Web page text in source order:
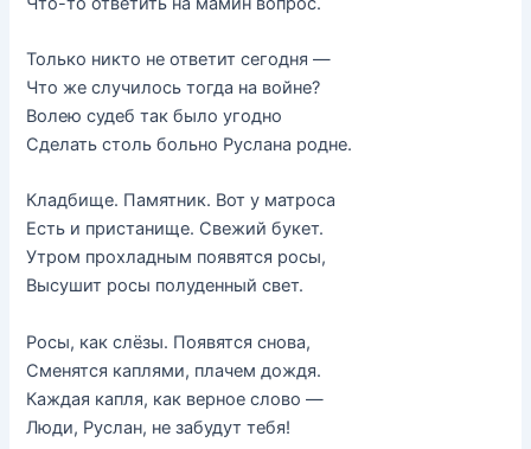
Только никто не ответит сегодня —
Что же случилось тогда на войне?
Волею судеб так было угодно
Сделать столь больно Руслана родне.
Кладбище. Памятник. Вот у матроса
Есть и пристанище. Свежий букет.
Утром прохладным появятся росы,
Высушит росы полуденный свет.
Росы, как слёзы. Появятся снова,
Сменятся каплями, плачем дождя.
Каждая капля, как верное слово —
Люди, Руслан, не забудут тебя!